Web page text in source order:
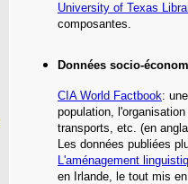
University of Texas
composantes.
Données socio-
CIAWorld Factbook:
population,
transports, etc. (en
Les données publiées
L'aménagement
en Irlande, le tout mis